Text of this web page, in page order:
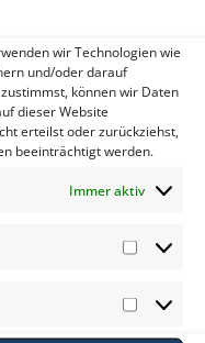
wir Technologien wie
und/oder darauf
können wir Daten
dieser Website
erteilst oder zurückziehst,
beeinträchtigt werden.
Immer aktiv